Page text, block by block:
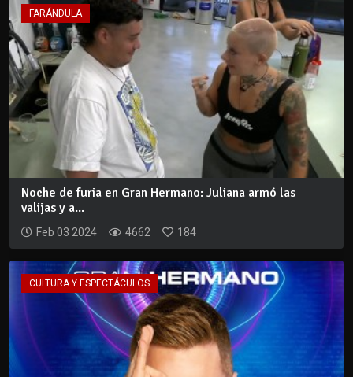
FARÁNDULA
Noche de furia en Gran Hermano: Juliana armó las
valijas y a...
Feb 03 2024 4662 184
CULTURA Y ESPECTÁCULOS